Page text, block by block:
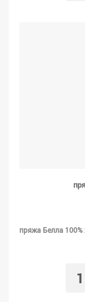
пряжа Белла 100%